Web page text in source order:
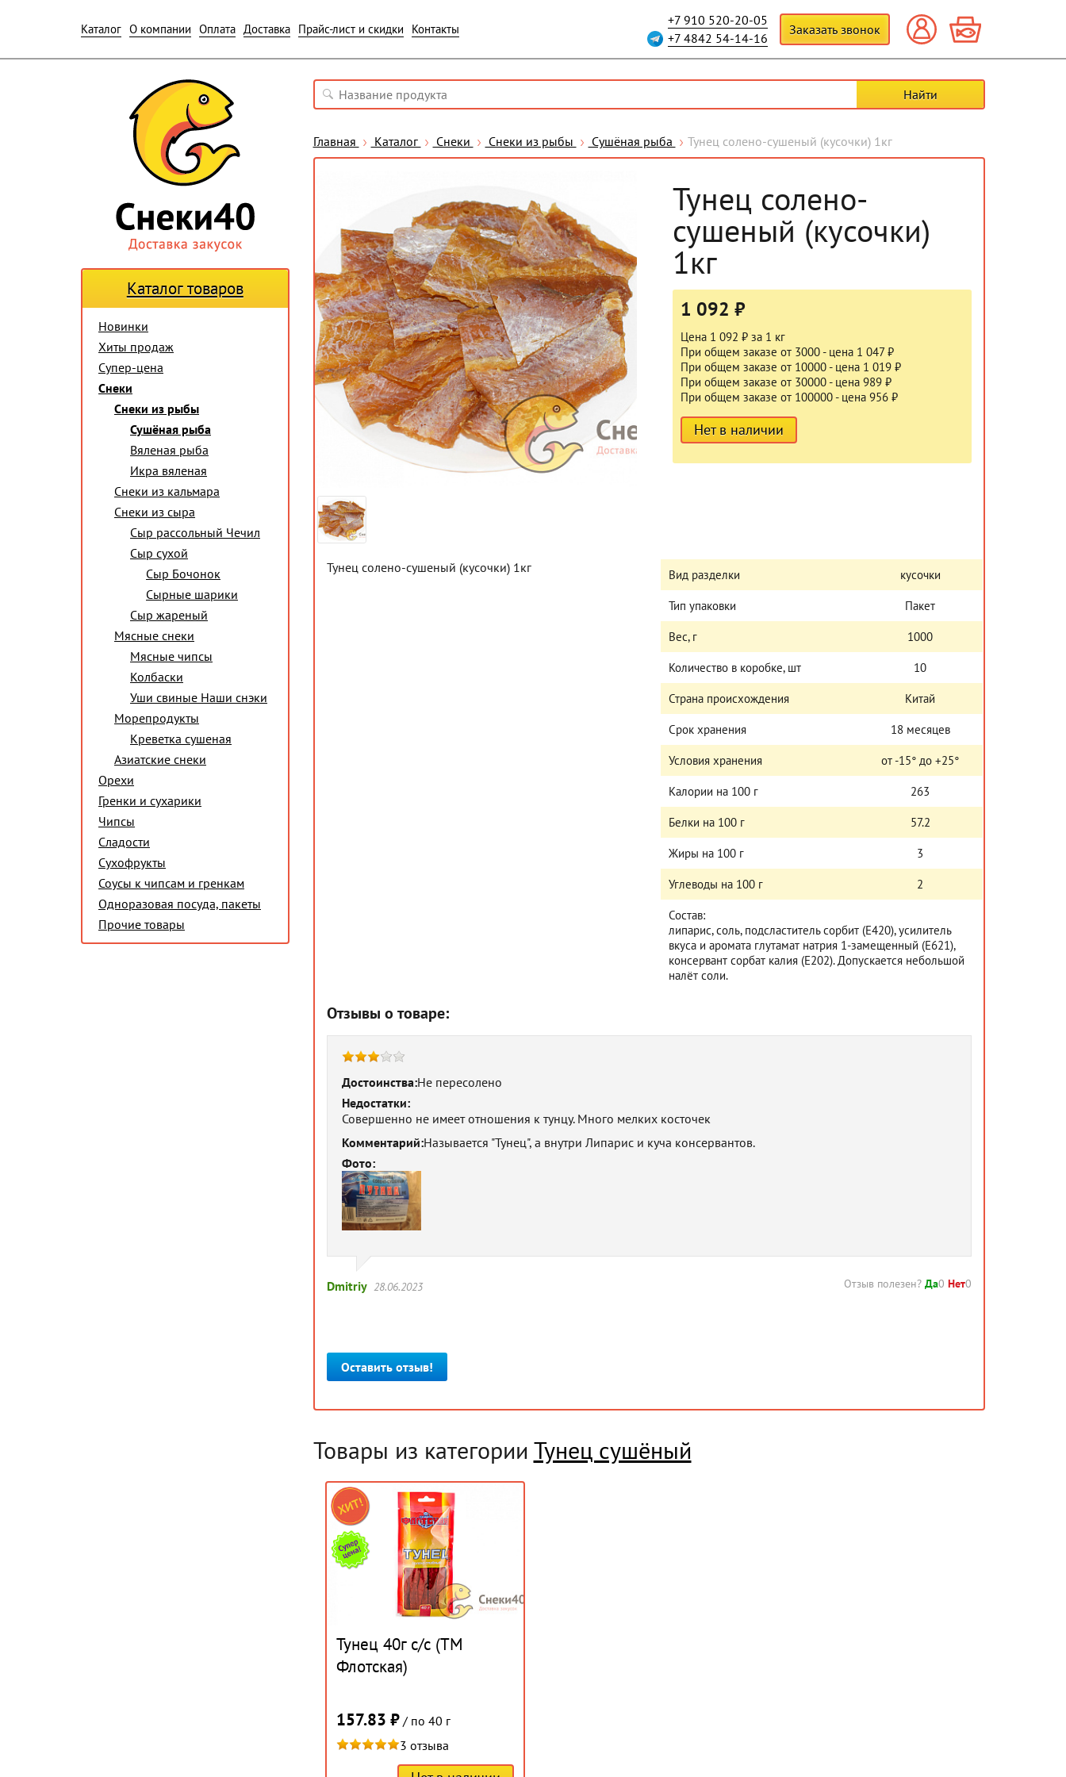
Каталог О компании Оплата Доставка Прайс-лист и скидки Контакты
+7 910 520-20-05
+7 4842 54-14-16
Заказать звонок
Каталог товаров
Новинки
Хиты продаж
Супер-цена
Снеки
Снеки из рыбы
Сушёная рыба
Вяленая рыба
Икра вяленая
Снеки из кальмара
Снеки из сыра
Сыр рассольный Чечил
Сыр сухой
Сыр Бочонок
Сырные шарики
Сыр жареный
Мясные снеки
Мясные чипсы
Колбаски
Уши свиные Наши снэки
Морепродукты
Креветка сушеная
Азиатские снеки
Орехи
Гренки и сухарики
Чипсы
Сладости
Сухофрукты
Соусы к чипсам и гренкам
Одноразовая посуда, пакеты
Прочие товары
Главная Каталог Снеки Снеки из рыбы Сушёная рыба Тунец солено-сушеный (кусочки) 1кг
Тунец солено-
сушеный (кусочки)
1кг
1 092 ₽
Цена 1 092 ₽ за 1 кг
При общем заказе от 3000 - цена 1 047 ₽
При общем заказе от 10000 - цена 1 019 ₽
При общем заказе от 30000 - цена 989 ₽
При общем заказе от 100000 - цена 956 ₽
Нет в наличии
Тунец солено-сушеный (кусочки) 1кг Вид разделки кусочки
Тип упаковки Пакет
Вес, г 1000
Количество в коробке, шт 10
Страна происхождения Китай
Срок хранения 18 месяцев
Условия хранения от -15° до +25°
Калории на 100 г 263
Белки на 100 г 57.2
Жиры на 100 г 3
Углеводы на 100 г 2
Состав:
липарис, соль, подсластитель сорбит (Е420), усилитель
вкуса и аромата глутамат натрия 1-замещенный (Е621),
консервант сорбат калия (Е202). Допускается небольшой
налёт соли.
Отзывы о товаре:
Достоинства:Не пересолено
Недостатки:
Совершенно не имеет отношения к тунцу. Много мелких косточек
Комментарий:Называется "Тунец", а внутри Липарис и куча консервантов.
Фото:
Dmitriy 28.06.2023 Отзыв полезен? Да0 Нет0
Оставить отзыв!
Товары из категории Тунец сушёный
Тунец 40г с/с (ТМ
Флотская)
157.83 ₽/ по 40 г
3 отзыва